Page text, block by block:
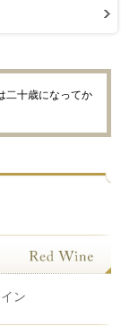
二十歳になってか
ン